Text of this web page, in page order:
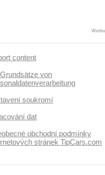
content
von
soukromí
dat
obchodní podmínky
stránek TipCars.com